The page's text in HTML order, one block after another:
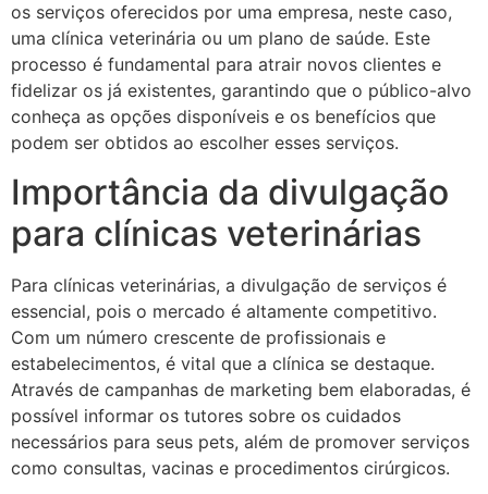
os serviços oferecidos por uma empresa, neste caso,
uma clínica veterinária ou um plano de saúde. Este
processo é fundamental para atrair novos clientes e
fidelizar os já existentes, garantindo que o público-alvo
conheça as opções disponíveis e os benefícios que
podem ser obtidos ao escolher esses serviços.
Importância da divulgação
para clínicas veterinárias
Para clínicas veterinárias, a divulgação de serviços é
essencial, pois o mercado é altamente competitivo.
Com um número crescente de profissionais e
estabelecimentos, é vital que a clínica se destaque.
Através de campanhas de marketing bem elaboradas, é
possível informar os tutores sobre os cuidados
necessários para seus pets, além de promover serviços
como consultas, vacinas e procedimentos cirúrgicos.